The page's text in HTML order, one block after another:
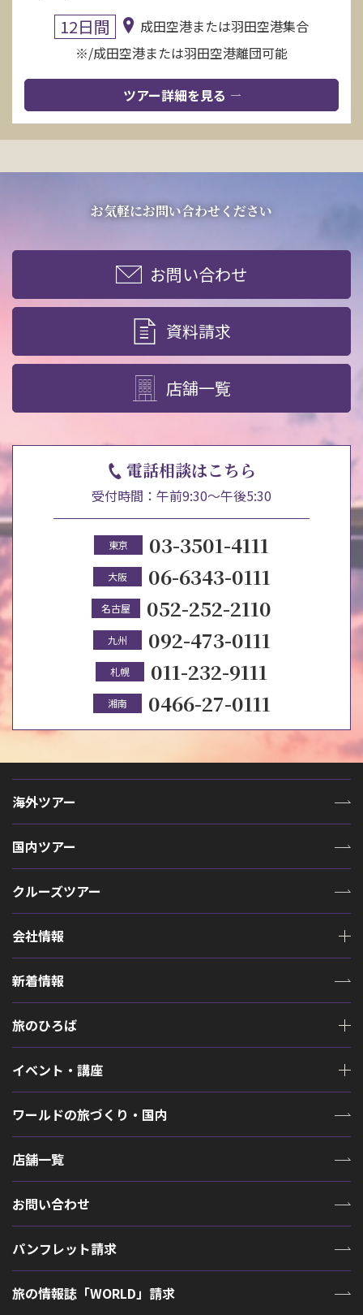
12日間
成田空港または羽田空港集合
※/成田空港または羽田空港離団可能
ツアー詳細を見る
お気軽にお問い合わせください
お問い合わせ
資料請求
店舗一覧
電話相談はこちら
受付時間：午前9:30～午後5:30
東京 03-3501-4111
大阪 06-6343-0111
名古屋 052-252-2110
九州 092-473-0111
札幌 011-232-9111
湘南 0466-27-0111
海外ツアー
国内ツアー
クルーズツアー
会社情報
新着情報
旅のひろば
イベント・講座
ワールドの旅づくり・国内
店舗一覧
お問い合わせ
パンフレット請求
旅の情報誌「WORLD」請求